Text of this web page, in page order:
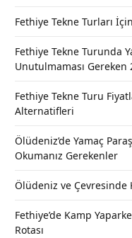
Fethiye Tekne Turları
Fethiye Tekne Turunda
Unutulmaması Gereken
Fethiye Tekne Turu
Alternatifleri
Ölüdeniz’de Yamaç
Okumanız Gerekenler
Ölüdeniz ve Çevresinde
Fethiye’de Kamp
Rotası